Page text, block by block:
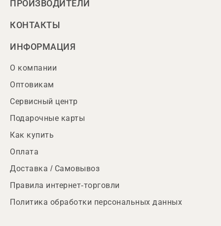
ПРОИЗВОДИТЕЛИ
КОНТАКТЫ
ИНФОРМАЦИЯ
О компании
Оптовикам
Сервисный центр
Подарочные карты
Как купить
Оплата
Доставка / Самовывоз
Правила интернет-торговли
Политика обработки персональных данных